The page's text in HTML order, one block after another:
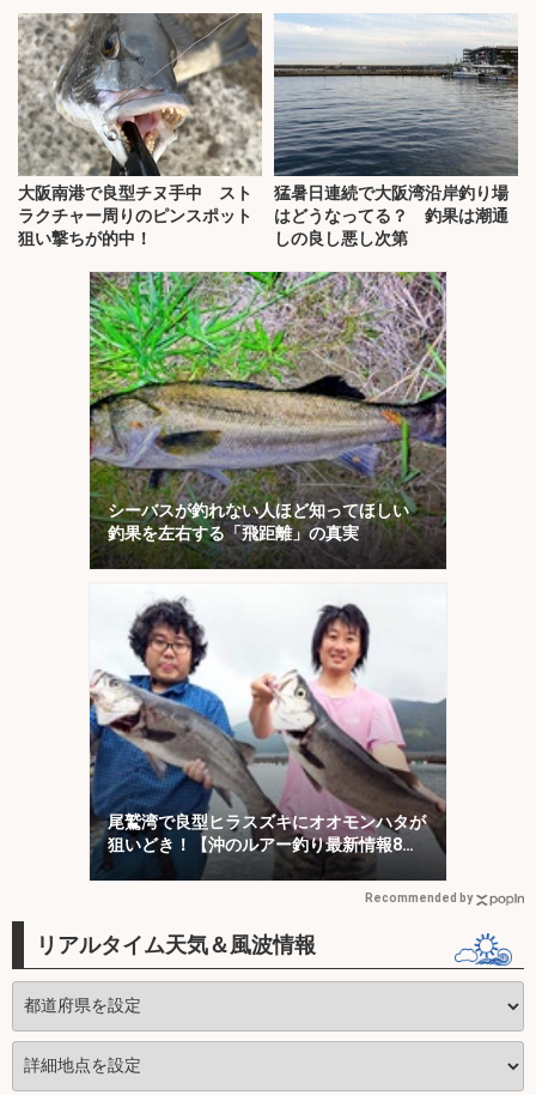
大阪南港で良型チヌ手中 スト
ラクチャー周りのピンスポット
狙い撃ちが的中！
猛暑日連続で大阪湾沿岸釣り場
はどうなってる？ 釣果は潮通
しの良し悪し次第
シーバスが釣れない人ほど知ってほしい
釣果を左右する「飛距離」の真実
尾鷲湾で良型ヒラスズキにオオモンハタが
狙いどき！【沖のルアー釣り最新情報8
Recommended by
リアルタイム天気＆風波情報